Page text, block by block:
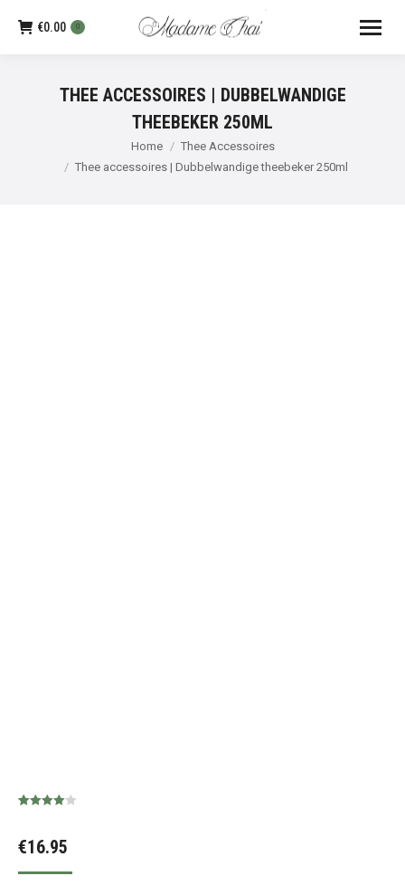
€0.00 0
THEE ACCESSOIRES | DUBBELWANDIGE
THEEBEKER 250ML
Home
Thee Accessoires
Thee accessoires | Dubbelwandige theebeker 250ml
€16.95
gebaseerd
opklant